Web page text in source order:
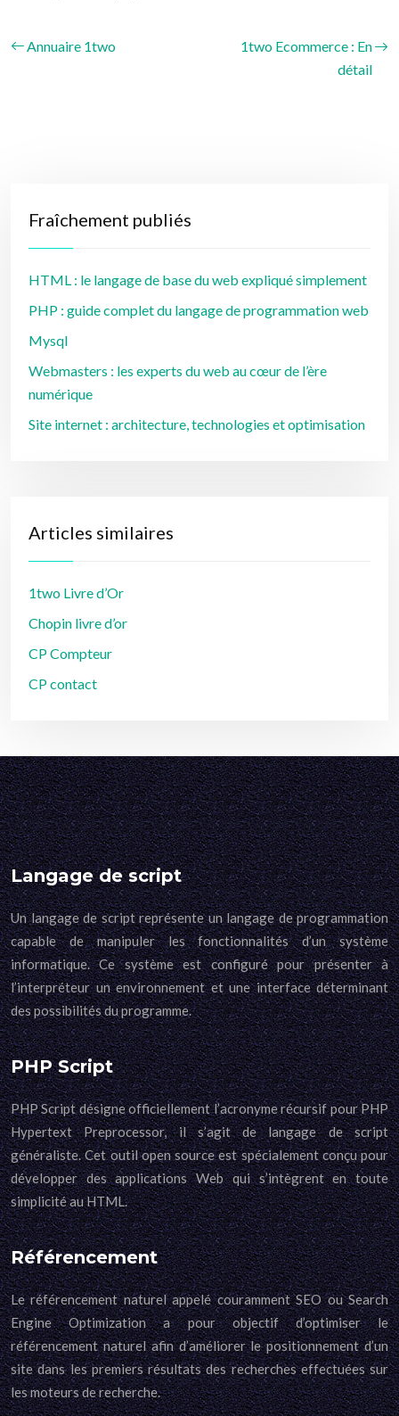
Annuaire 1two
1two Ecommerce : En
détail
Fraîchement publiés
HTML : le langage de base du web expliqué simplement
PHP : guide complet du langage de programmation web
Mysql
Webmasters : les experts du web au cœur de l’ère
numérique
Site internet : architecture, technologies et optimisation
Articles similaires
1two Livre d’Or
Chopin livre d’or
CP Compteur
CP contact
Langage de script
Un langage de script représente un langage de programmation
capable de manipuler les fonctionnalités d’un système
informatique. Ce système est configuré pour présenter à
l’interpréteur un environnement et une interface déterminant
des possibilités du programme.
PHP Script
PHP Script désigne officiellement l’acronyme récursif pour PHP
Hypertext Preprocessor, il s’agit de langage de script
généraliste. Cet outil open source est spécialement conçu pour
développer des applications Web qui s’intègrent en toute
simplicité au HTML.
Référencement
Le référencement naturel appelé couramment SEO ou Search
Engine Optimization a pour objectif d’optimiser le
référencement naturel afin d’améliorer le positionnement d’un
site dans les premiers résultats des recherches effectuées sur
les moteurs de recherche.